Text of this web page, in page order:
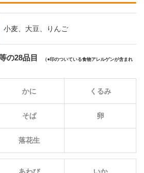
小麦、大豆、りんご
の28品目 （ 印のついている食物アレルゲンが含まれ
かに くるみ
そば 卵
落花生
あわび いか